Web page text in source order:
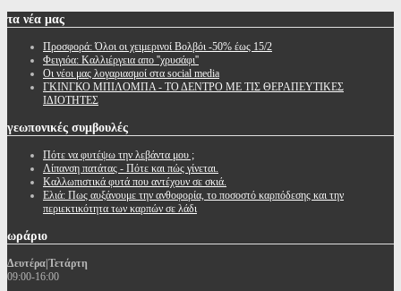
τα νέα μας
Προσφορά: Όλοι οι χειμερινοί Βολβόι -50% έως 15/2
Φειγιόα: Καλλιέργεια απο ''χρυσάφι''
Oι νέοι μας λογαριασμοί στα social media
ΓΚΙΝΓΚΟ ΜΠΙΛΟΜΠΑ - ΤΟ ΔΕΝΤΡΟ ΜΕ ΤΙΣ ΘΕΡΑΠΕΥΤΙΚΕΣ
ΙΔΙΟΤΗΤΕΣ
γεωπονικές συμβουλές
Πότε να φυτέψω την λεβάντα μου ;
Λίπανση πατάτας - Πότε και πώς γίνεται.
Καλλωπιστικά φυτά που αντέχουν σε σκιά.
Ελιά: Πως αυξάνουμε την ανθοφορία, το ποσοστό καρπόδεσης και την
περιεκτικότητα των καρπών σε λάδι
ωράριο
Δευτέρα|Τετάρτη
09:00-16:00